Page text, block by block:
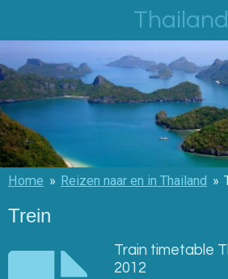
naar
de
hoofdinhoud
Thailand
Home » Reizen naar en in Thailand »
Trein
Train timetable
2012